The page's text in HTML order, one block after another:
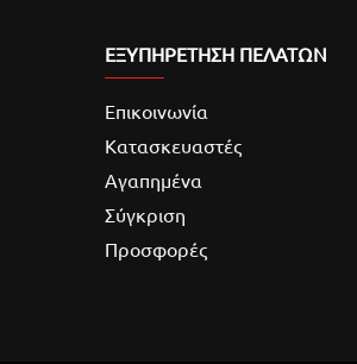
ΕΞΥΠΗΡΕΤΗΣΗ ΠΕΛΑΤΩΝ
Επικοινωνία
Κατασκευαστές
Αγαπημένα
Σύγκριση
Προσφορές